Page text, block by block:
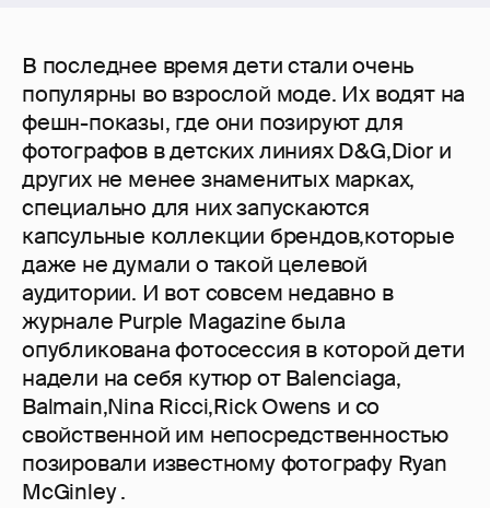
В последнее время дети стали очень
популярны во взрослой моде. Их водят на
фешн-показы, где они позируют для
фотографов в детских линиях D&G,Dior и
других не менее знаменитых марках,
специально для них запускаются
капсульные коллекции брендов,которые
даже не думали о такой целевой
аудитории. И вот совсем недавно в
журнале Purple Magazine была
опубликована фотосессия в которой дети
надели на себя кутюр от Balenciaga,
Balmain,Nina Ricci,Rick Owens и со
свойственной им непосредственностью
позировали известному фотографу Ryan
McGinley .